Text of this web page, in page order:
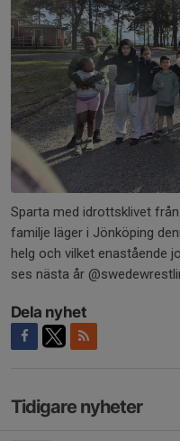
Sparta med idrottsklivet
familje läger i Jönköping
helg och vilket enastående
ses nästa år
Dela nyhet
Tidigare nyheter